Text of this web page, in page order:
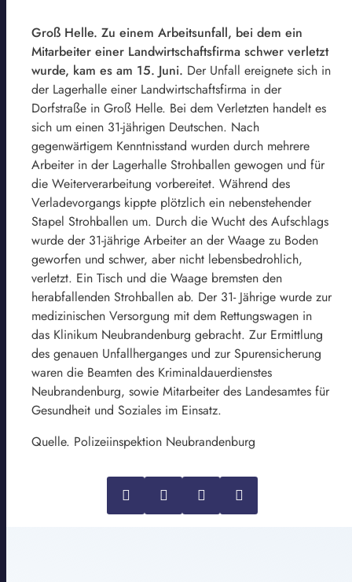
Groß Helle. Zu einem Arbeitsunfall, bei dem ein
Mitarbeiter einer Landwirtschaftsfirma schwer verletzt
wurde, kam es am 15. Juni. Der Unfall ereignete sich in
der Lagerhalle einer Landwirtschaftsfirma in der
Dorfstraße in Groß Helle. Bei dem Verletzten handelt es
sich um einen 31-jährigen Deutschen. Nach
gegenwärtigem Kenntnisstand wurden durch mehrere
Arbeiter in der Lagerhalle Strohballen gewogen und für
die Weiterverarbeitung vorbereitet. Während des
Verladevorgangs kippte plötzlich ein nebenstehender
Stapel Strohballen um. Durch die Wucht des Aufschlags
wurde der 31-jährige Arbeiter an der Waage zu Boden
geworfen und schwer, aber nicht lebensbedrohlich,
verletzt. Ein Tisch und die Waage bremsten den
herabfallenden Strohballen ab. Der 31- Jährige wurde zur
medizinischen Versorgung mit dem Rettungswagen in
das Klinikum Neubrandenburg gebracht. Zur Ermittlung
des genauen Unfallherganges und zur Spurensicherung
waren die Beamten des Kriminaldauerdienstes
Neubrandenburg, sowie Mitarbeiter des Landesamtes für
Gesundheit und Soziales im Einsatz.
Quelle. Polizeiinspektion Neubrandenburg